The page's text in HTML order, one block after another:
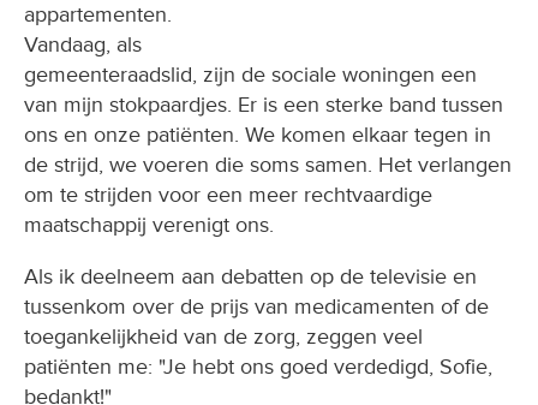
appartementen.
Vandaag, als
gemeenteraadslid, zijn de sociale woningen een
van mijn stokpaardjes. Er is een sterke band tussen
ons en onze patiënten. We komen elkaar tegen in
de strijd, we voeren die soms samen. Het verlangen
om te strijden voor een meer rechtvaardige
maatschappij verenigt ons.
Als ik deelneem aan debatten op de televisie en
tussenkom over de prijs van medicamenten of de
toegankelijkheid van de zorg, zeggen veel
patiënten me: "Je hebt ons goed verdedigd, Sofie,
bedankt!"